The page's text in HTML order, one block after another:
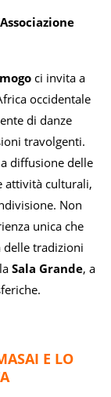
ci invita a
occidentale
di danze
travolgenti.
diffusione delle
attività culturali,
Non
unica che
delle tradizioni
Sala Grande, a
E LO